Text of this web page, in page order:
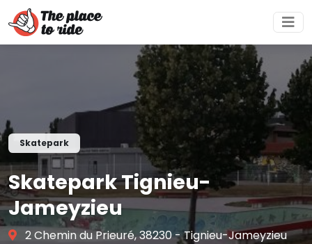
Skatepark
Skatepark Tignieu-
Jameyzieu
2 Chemin du Prieuré, 38230 - Tignieu-Jameyzieu